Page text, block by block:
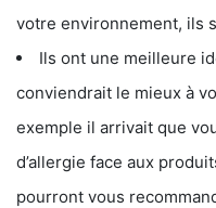
votre environnement, ils
Ils ont une meilleure
conviendrait le mieux à
exemple il arrivait que
d’allergie face aux
pourront vous